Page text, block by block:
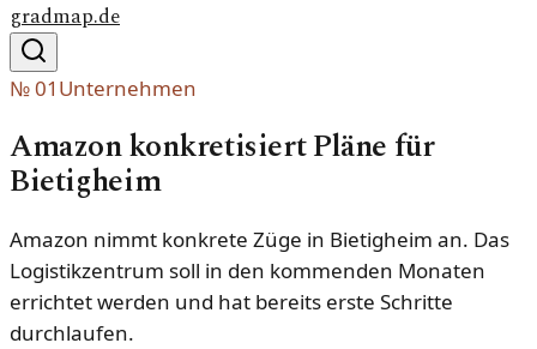
gradmap.de
№01 Unternehmen
Amazon konkretisiert Pläne für
Bietigheim
Amazon nimmt konkrete Züge in Bietigheim an. Das
Logistikzentrum soll in den kommenden Monaten
errichtet werden und hat bereits erste Schritte
durchlaufen.